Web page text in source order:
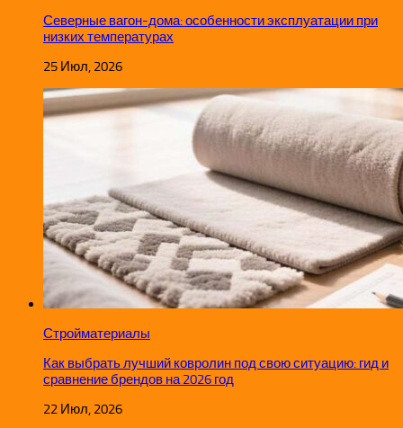
Северные вагон-дома: особенности эксплуатации при
низких температурах
25 Июл, 2026
Стройматериалы
Как выбрать лучший ковролин под свою ситуацию: гид и
сравнение брендов на 2026 год
22 Июл, 2026